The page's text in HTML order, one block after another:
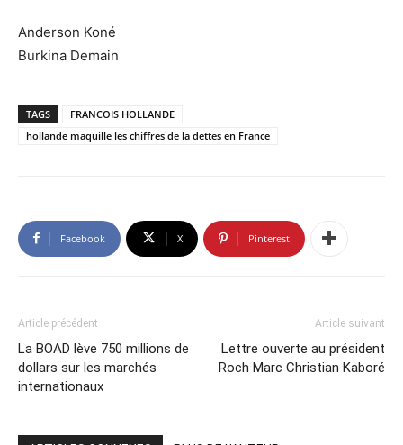
Anderson Koné
Burkina Demain
TAGS
FRANCOIS HOLLANDE
hollande maquille les chiffres de la dettes en France
Facebook X Pinterest
Article précédent
La BOAD lève 750 millions de
dollars sur les marchés
internationaux
Article suivant
Lettre ouverte au président
Roch Marc Christian Kaboré